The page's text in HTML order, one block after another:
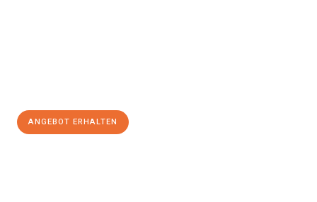
ANGEBOT ERHALTEN